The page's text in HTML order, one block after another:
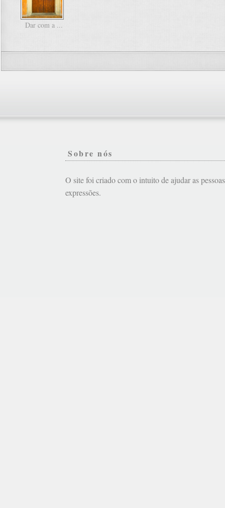
Dar com a ...
Sobre nós
O site foi criado com o intuito de ajudar as
expressões.